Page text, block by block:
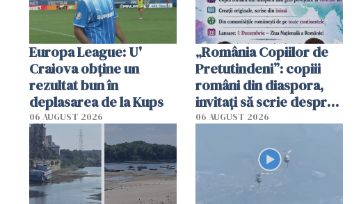
Europa League: U'
Craiova obține un
rezultat bun în
deplasarea de la Kups
06 AUGUST 2026
„România Copiilor de
Pretutindeni”: copiii
români din diaspora,
invitați să scrie despre
România într-un volum
06 AUGUST 2026